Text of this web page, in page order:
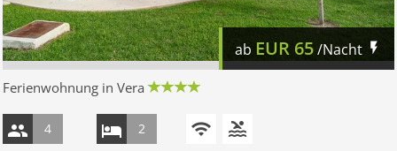
ab EUR 65/Nacht
Ferienwohnung in Vera
4 2